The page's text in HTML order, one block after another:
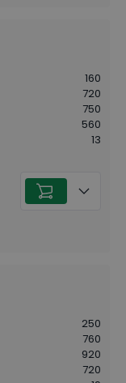
160
720
750
560
13
250
760
920
720